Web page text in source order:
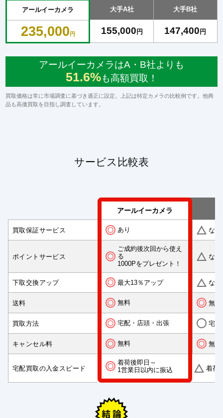
アールイーカメラ
235,000 円
大手A社
155,000円
大手B社
147,400円
アールイーカメラはA・B社よりも
51.6%も高額買取！
買取価格は常に市場調査に基づき適正に設定。上記は特定カメラの比較例です。他商
品も高価買取を目指し調査しています。
サービス比較表
アールイーカメラ
買取保証サービス あり なし
ポイントサービス
ご成約後次回から使え
る
1000Pをプレゼント！
なし
下取交換アップ 最大13％アップ なし
送料 無料 無料
買取方法 宅配・店頭・出張 宅配
キャンセル料 無料 無料
宅配買取の入金スピード
着荷後即日～
1営業日以内に振込
着荷